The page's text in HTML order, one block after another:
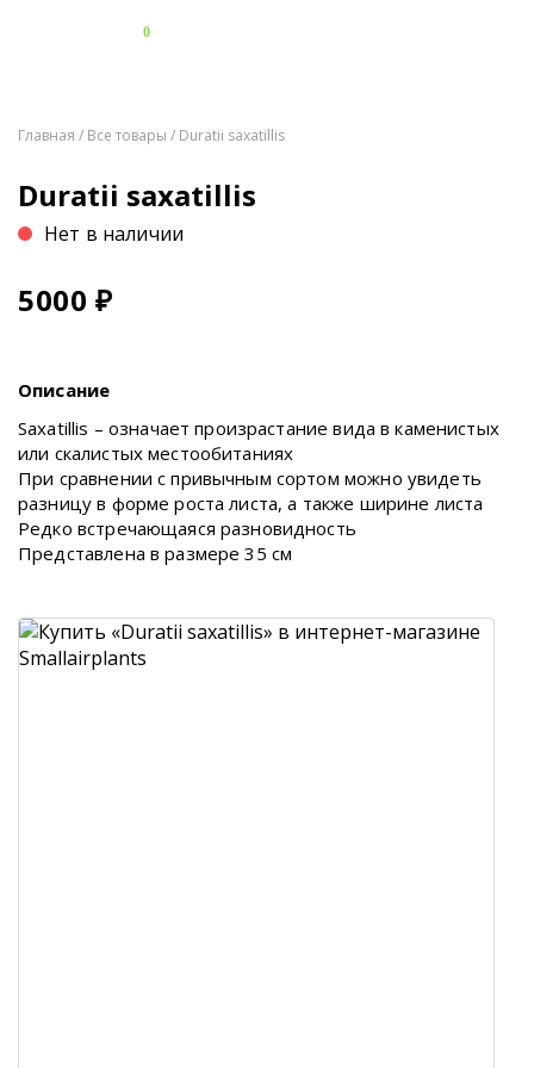
0
Главная / Все товары / Duratii saxatillis
Duratii saxatillis
Нет в наличии
5000 ₽
Описание
Saxatillis – означает произрастание вида в каменистых
или скалистых местообитаниях
При сравнении с привычным сортом можно увидеть
разницу в форме роста листа, а также ширине листа
Редко встречающаяся разновидность
Представлена в размере 35 см